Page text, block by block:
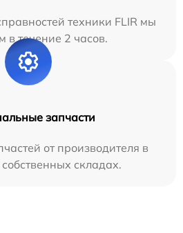
техники FLIR мы
в течение 2 часов.
запчасти
от производителя в
складах.